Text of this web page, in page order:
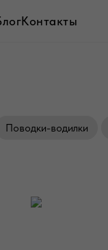
Контакты
Поводки-водилки